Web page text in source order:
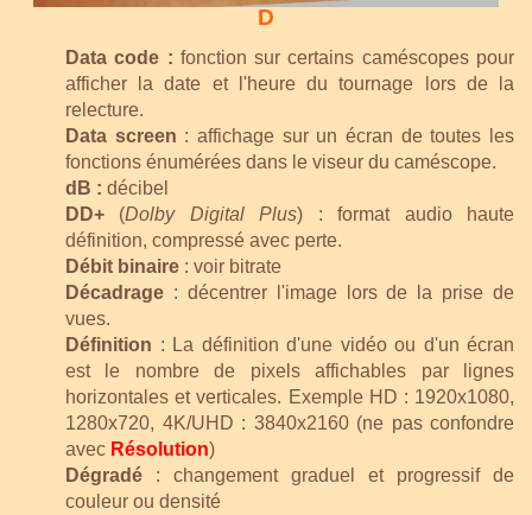
D
Data code : fonction sur certains caméscopes pour
afficher la date et l'heure du tournage lors de la
relecture.
Data screen : affichage sur un écran de toutes les
fonctions énumérées dans le viseur du caméscope.
dB : décibel
DD+ (Dolby Digital Plus) : format audio haute
définition, compressé avec perte.
Débit binaire : voir bitrate
Décadrage : décentrer l'image lors de la prise de
vues.
Définition : La définition d'une vidéo ou d'un écran
est le nombre de pixels affichables par lignes
horizontales et verticales. Exemple HD : 1920x1080,
1280x720, 4K/UHD : 3840x2160 (ne pas confondre
avec Résolution)
Dégradé : changement graduel et progressif de
couleur ou densité